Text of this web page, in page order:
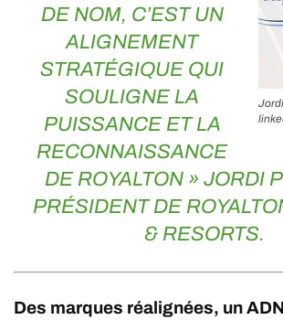
DE NOM, C’EST UN
ALIGNEMENT
STRATÉGIQUE QUI
SOULIGNE LA
PUISSANCE ET LA
RECONNAISSANCE
DE ROYALTON » JORDI
PRÉSIDENT DE
& RESORTS.
Des marques réalignées, un